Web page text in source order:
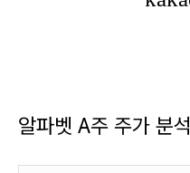
알파벳 A주 주가 분석